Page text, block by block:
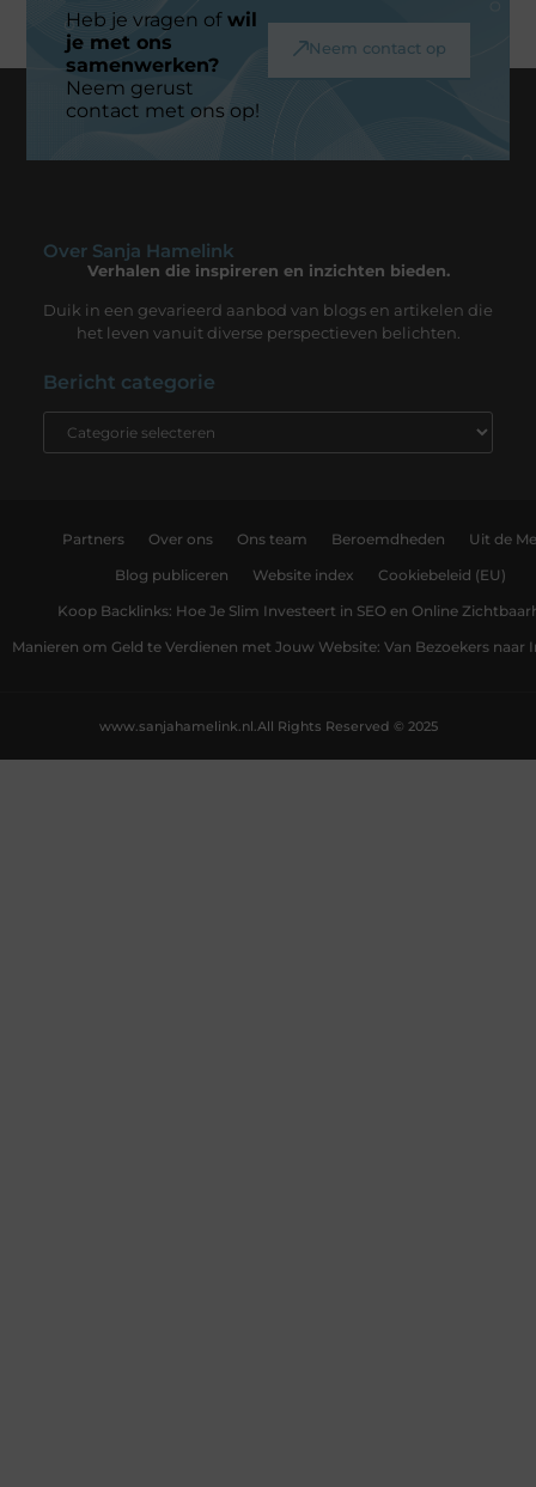
Heb je vragen ofwil
je met ons
samenwerken?
Neem gerust
contact met ons op!
Neem contact op
Over Sanja Hamelink
Verhalen die inspireren en inzichten bieden.
Duik in een gevarieerd aanbod van blogs en artikelen die
het leven vanuit diverse perspectieven belichten.
Bericht categorie
Partners Over ons Ons team Beroemdheden Uit de
Blog publiceren Website index Cookiebeleid (EU)
Koop Backlinks: Hoe Je Slim Investeert in SEO en Online
Manieren om Geld te Verdienen met Jouw Website: Van Bezoekers naar
All Rights Reserved © 2025
www.sanjahamelink.nl.